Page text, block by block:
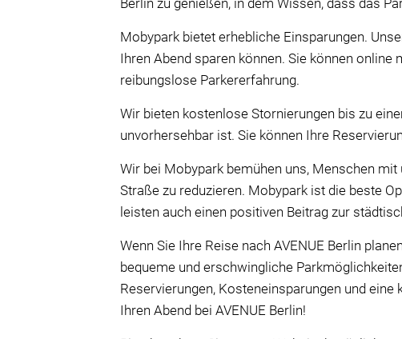
Berlin zu genießen, in dem Wissen, dass das
Mobypark bietet erhebliche Einsparungen.
Ihren Abend sparen können. Sie können
reibungslose Parkererfahrung.
Wir bieten kostenlose Stornierungen bis zu
unvorhersehbar ist. Sie können Ihre
Wir bei Mobypark bemühen uns, Menschen
Straße zu reduzieren. Mobypark ist die beste
leisten auch einen positiven Beitrag zur
Wenn Sie Ihre Reise nach AVENUE Berlin
bequeme und erschwingliche
Reservierungen, Kosteneinsparungen und
Ihren Abend bei AVENUE Berlin!